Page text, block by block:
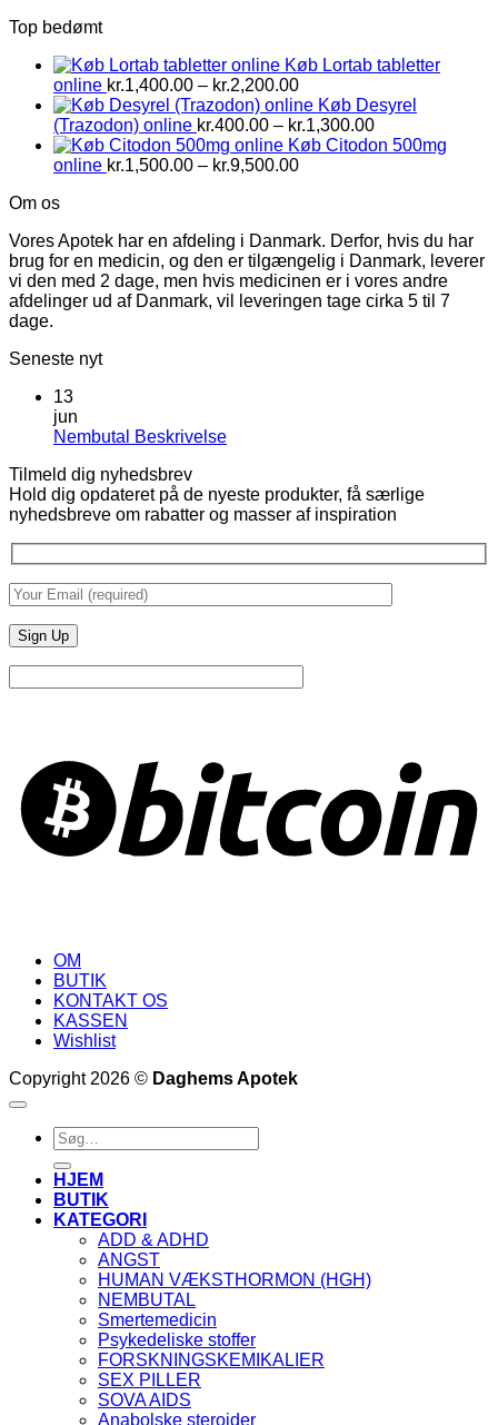
Top bedømt
Køb Lortab tabletter
online kr.1,400.00 – kr.2,200.00Prisinterval:
kr.1,400.00
til
kr.2,200.00
Køb Desyrel
(Trazodon) online kr.400.00 – kr.1,300.00Prisinterval:
kr.400.00
Køb Citodon 500mg
online kr.1,500.00 – kr.9,500.00Prisinterval:
Om os
Vores Apotek har en afdeling i Danmark. Derfor, hvis du har
brug for en medicin, og den er tilgængelig i Danmark, leverer
vi den med 2 dage, men hvis medicinen er i vores andre
afdelinger ud af Danmark, vil leveringen tage cirka 5 til 7
dage.
Seneste nyt
13
jun
Nembutal BeskrivelseIngen
Nembutal
Beskrivelse
Tilmeld dig nyhedsbrev
Hold dig opdateret på de nyeste produkter, få særlige
nyhedsbreve om rabatter og masser af inspiration
OM
BUTIK
KONTAKT OS
KASSEN
Wishlist
Copyright 2026 © Daghems Apotek
Søg
efter:
HJEM
BUTIK
KATEGORI
ADD & ADHD
ANGST
HUMAN VÆKSTHORMON (HGH)
NEMBUTAL
Smertemedicin
Psykedeliske stoffer
FORSKNINGSKEMIKALIER
SEX PILLER
SOVA AIDS
Anabolske steroider